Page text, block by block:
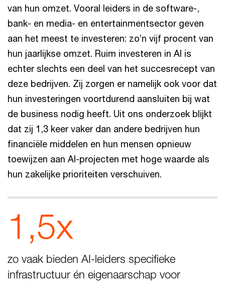
van hun omzet. Vooral leiders in de software-,
bank- en media- en entertainmentsector geven
aan het meest te investeren: zo’n vijf procent van
hun jaarlijkse omzet. Ruim investeren in AI is
echter slechts een deel van het succesrecept van
deze bedrijven. Zij zorgen er namelijk ook voor dat
hun investeringen voortdurend aansluiten bij wat
de business nodig heeft. Uit ons onderzoek blijkt
dat zij 1,3 keer vaker dan andere bedrijven hun
financiële middelen en hun mensen opnieuw
toewijzen aan AI-projecten met hoge waarde als
hun zakelijke prioriteiten verschuiven.
1,5x
zo vaak bieden AI‑leiders specifieke
infrastructuur én eigenaarschap voor